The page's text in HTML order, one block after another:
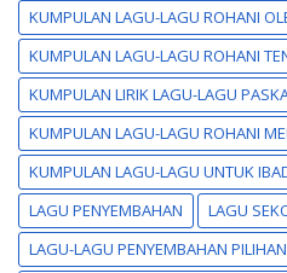
KUMPULAN LAGU-LAGU ROHANI
KUMPULAN LAGU-LAGU ROHANI
KUMPULAN LIRIK LAGU-LAGU
KUMPULAN LAGU-LAGU ROHANI
KUMPULAN LAGU-LAGU UNTUK
LAGU PENYEMBAHAN
LAGU
LAGU-LAGU PENYEMBAHAN